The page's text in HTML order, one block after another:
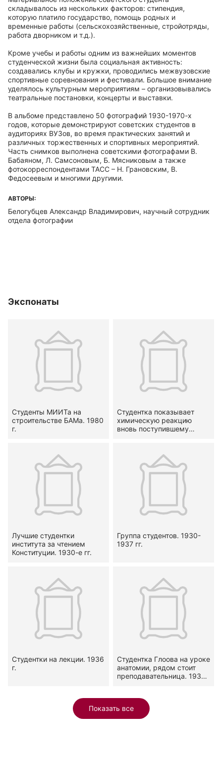
складывалось из нескольких факторов: стипендия,
которую платило государство, помощь родных и
временные работы (сельскохозяйственные, стройотряды,
работа дворником и т.д.).
Кроме учебы и работы одним из важнейших моментов
студенческой жизни была социальная активность:
создавались клубы и кружки, проводились межвузовские
спортивные соревнования и фестивали. Большое внимание
уделялось культурным мероприятиям – организовывались
театральные постановки, концерты и выставки.
В альбоме представлено 50 фотографий 1930-1970-х
годов, которые демонстрируют советских студентов в
аудиториях ВУЗов, во время практических занятий и
различных торжественных и спортивных мероприятий.
Часть снимков выполнена советскими фотографами В.
Бабаяном, Л. Самсоновым, Б. Мясниковым а также
фотокорреспондентами ТАСС – Н. Грановским, В.
Федосеевым и многими другими.
АВТОРЫ:
Белогубцев Александр Владимирович, научный сотрудник
отдела фотографии
Экспонаты
Студенты МИИТа на
строительстве БАМа. 1980
г.
Студентка показывает
химическую реакцию
вновь поступившему
Лучшие студентки
института за чтением
Конституции. 1930-е гг.
Группа студентов. 1930-
1937 гг.
Студентки на лекции. 1936
г.
Студентка Глоова на уроке
анатомии, рядом стоит
преподавательница. 1936
Показать все